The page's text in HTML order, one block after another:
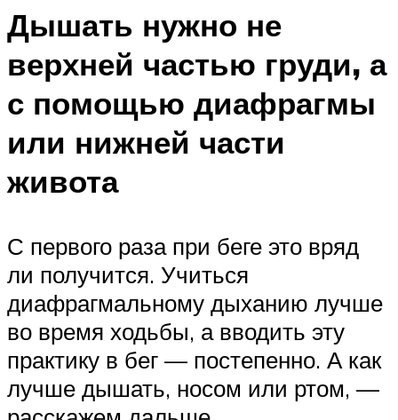
Дышать нужно не
верхней частью груди, а
с помощью диафрагмы
или нижней части
живота
С первого раза при беге это вряд
ли получится. Учиться
диафрагмальному дыханию лучше
во время ходьбы, а вводить эту
практику в бег — постепенно. А как
лучше дышать, носом или ртом, —